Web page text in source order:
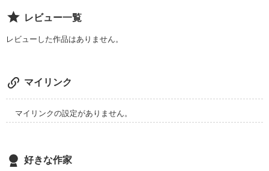
レビュー一覧
レビューした作品はありません。
マイリンク
マイリンクの設定がありません。
好きな作家